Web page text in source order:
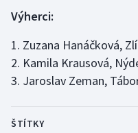
Moderní pětiboj
Motorsport
Výherci:
1. Zuzana Hanáčková,
2. Kamila Krausová,
3. Jaroslav Zeman,
ŠTÍTKY